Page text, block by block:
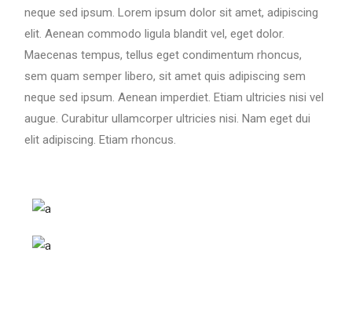
neque sed ipsum. Lorem ipsum dolor sit amet, adipiscing
elit. Aenean commodo ligula blandit vel, eget dolor.
Maecenas tempus, tellus eget condimentum rhoncus,
sem quam semper libero, sit amet quis adipiscing sem
neque sed ipsum. Aenean imperdiet. Etiam ultricies nisi vel
augue. Curabitur ullamcorper ultricies nisi. Nam eget dui
elit adipiscing. Etiam rhoncus.